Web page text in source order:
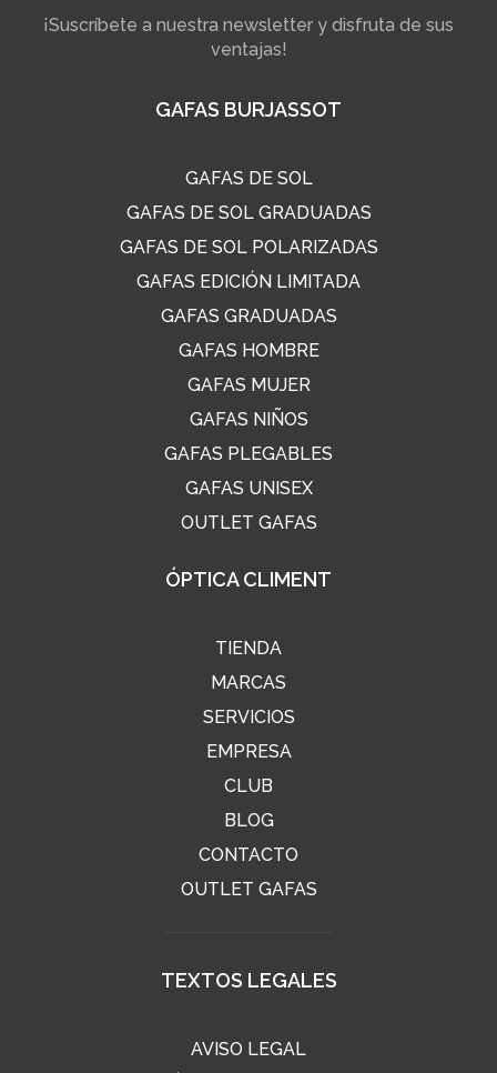
¡Suscríbete a nuestra newsletter y disfruta de sus
ventajas!
GAFAS BURJASSOT
GAFAS DE SOL
GAFAS DE SOL GRADUADAS
GAFAS DE SOL POLARIZADAS
GAFAS EDICIÓN LIMITADA
GAFAS GRADUADAS
GAFAS HOMBRE
GAFAS MUJER
GAFAS NIÑOS
GAFAS PLEGABLES
GAFAS UNISEX
OUTLET GAFAS
ÓPTICA CLIMENT
TIENDA
MARCAS
SERVICIOS
EMPRESA
CLUB
BLOG
CONTACTO
OUTLET GAFAS
TEXTOS LEGALES
AVISO LEGAL